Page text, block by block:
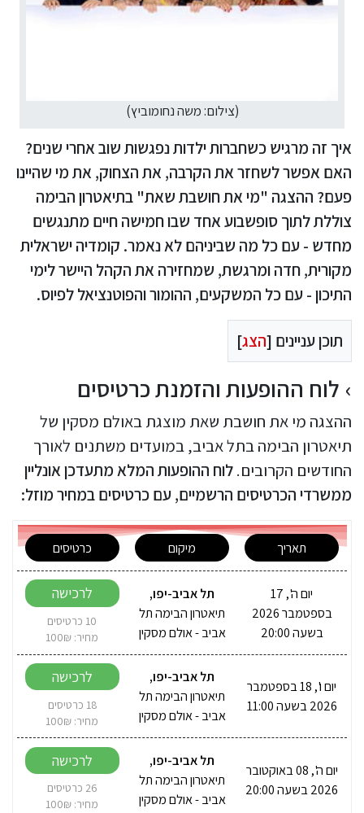
(צילום: משה נחומוביץ)
איך זה מרגיש כשחברות ילדות נפגשות שוב אחרי שנים?
האם אפשר לשחזר את הקרבה, את הצחוק, את מי שהיינו
פעם? ההצגה "מי את חושבת שאת" בתיאטרון הבימה
צוללת לתוך סופשבוע אחד שבו חמישה חיים מתנגשים
מחדש - עם כל מה שביניהם לא נאמר. קומדיה ישראלית
מקורית, חדה ומרגשת, שמחזירה את הקהל היישר לימי
התיכון - עם כל המשקעים, ההומור והפוטנציאל לפיוס.
תוכן עניינים [הצג]
לוח ההופעות והזמנת כרטיסים
ההצגה מי את חושבת שאת מוצגת באולם מסקין של
תיאטרון הבימה בתל אביב, במועדים משתנים לאורך
החודשים הקרובים.לוח ההופעות המלא מתעדכן אונליין
ממשרדי הכרטיסים הרשמיים, עם כרטיסים במחיר מוזל:
תאריך מיקום כרטיסים
יום ה', 17
בספטמבר 2026
בשעה 20:00
תל אביב-יפו,
תיאטרון הבימה תל
אביב - אולם מסקין
לרכישה
10 כרטיסים
מחיר: 100₪
יום ו', 18 בספטמבר
2026 בשעה 11:00
תל אביב-יפו,
תיאטרון הבימה תל
אביב - אולם מסקין
לרכישה
18 כרטיסים
מחיר: 100₪
יום ה', 08 באוקטובר
2026 בשעה 20:00
תל אביב-יפו,
תיאטרון הבימה תל
אביב - אולם מסקין
לרכישה
26 כרטיסים
מחיר: 100₪